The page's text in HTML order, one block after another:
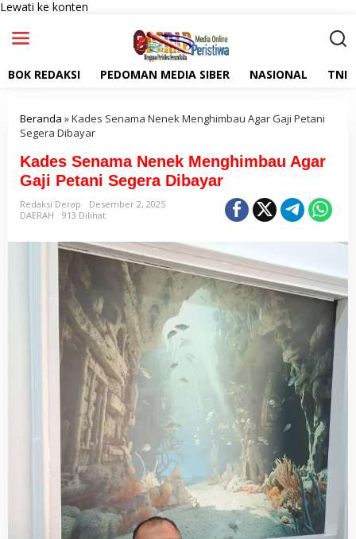
Lewati ke konten
BOK REDAKSI PEDOMAN MEDIA SIBER NASIONAL TNI
Beranda »Kades Senama Nenek Menghimbau Agar Gaji Petani
Segera Dibayar
Kades Senama Nenek Menghimbau Agar
Gaji Petani Segera Dibayar
Redaksi Derap
Desember 2, 2025
DAERAH
913 Dilihat